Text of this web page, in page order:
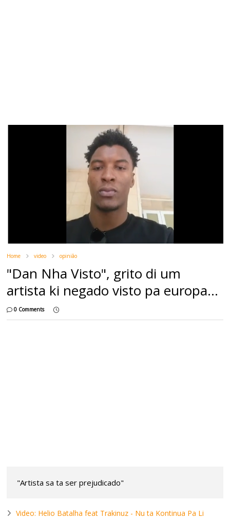
Home video opinião
"Dan Nha Visto", grito di um
artista ki negado visto pa europa...
0 Comments
"Artista sa ta ser prejudicado"
Video: Helio Batalha feat Trakinuz - Nu ta Kontinua Pa Li